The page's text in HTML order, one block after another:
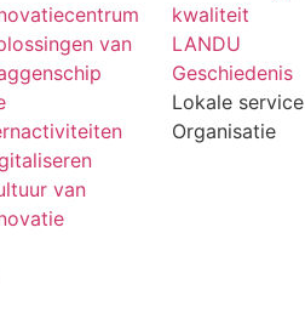
van
van
kwaliteit
LANDU
Geschiedenis
Lokale service
Organisatie